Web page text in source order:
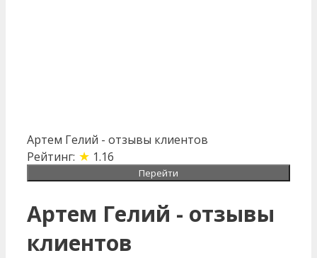
Артем Гелий - отзывы клиентов
Рейтинг: ★ 1.16
Перейти
Артем Гелий - отзывы
клиентов